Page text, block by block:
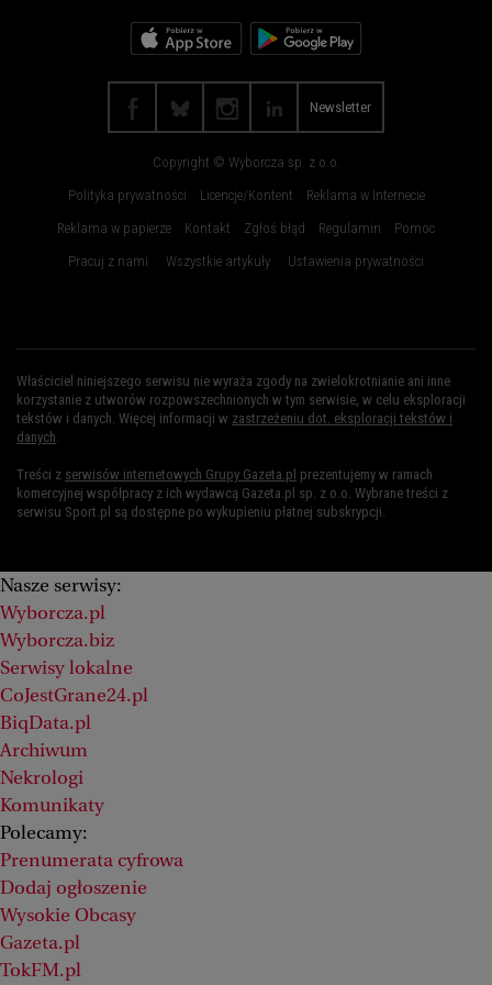
Sosnowiec
Toruń
Wrocław
Zielona Góra
Newsletter
Copyright © Wyborcza sp. z o.o.
Polityka prywatności
Licencje/Kontent
Reklama w Internecie
Reklama w papierze
Kontakt Zgłoś błąd Regulamin
Pomoc
Pracuj z nami
Wszystkie artykuły Ustawienia prywatności
Właściciel niniejszego serwisu nie wyraża zgody na zwielokrotnianie ani inne
korzystanie z utworów rozpowszechnionych w tym serwisie, w celu eksploracji
tekstów i danych. Więcej informacji w zastrzeżeniu dot. eksploracji tekstów i
danych.
Treści z serwisów internetowych Grupy Gazeta.pl prezentujemy w ramach
komercyjnej współpracy z ich wydawcą Gazeta.pl sp. z o.o. Wybrane treści z
serwisu Sport.pl są dostępne po wykupieniu płatnej subskrypcji.
Nasze serwisy:
Wyborcza.pl
Wyborcza.biz
Serwisy lokalne
CoJestGrane24.pl
BiqData.pl
Archiwum
Nekrologi
Komunikaty
Polecamy:
Prenumerata cyfrowa
Dodaj ogłoszenie
Wysokie Obcasy
Gazeta.pl
TokFM.pl